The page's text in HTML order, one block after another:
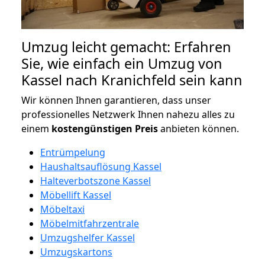
Umzug leicht gemacht: Erfahren
Sie, wie einfach ein Umzug von
Kassel nach Kranichfeld sein kann
Wir können Ihnen garantieren, dass unser
professionelles Netzwerk Ihnen nahezu alles zu
einem kostengünstigen Preisanbieten können.
Entrümpelung
Haushaltsauflösung Kassel
Halteverbotszone Kassel
Möbellift Kassel
Möbeltaxi
Möbelmitfahrzentrale
Umzugshelfer Kassel
Umzugskartons